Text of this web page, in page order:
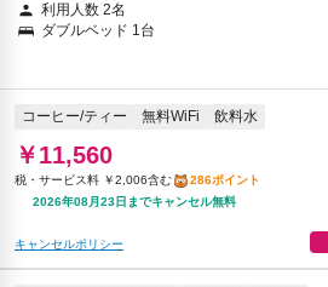
利用人数 2名
ダブルベッド 1台
コーヒー/ティー 無料WiFi 飲料水
￥11,560
税・サービス料 ￥2,006含む
286ポイント
2026年08月23日までキャンセル無料
キャンセルポリシー